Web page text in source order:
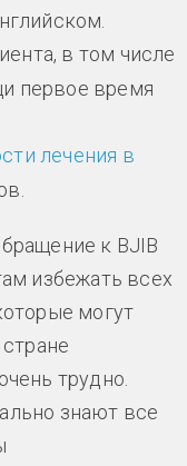
в том числе
первое время
лечения в
к BJIB
избежать всех
могут
трудно.
знают все